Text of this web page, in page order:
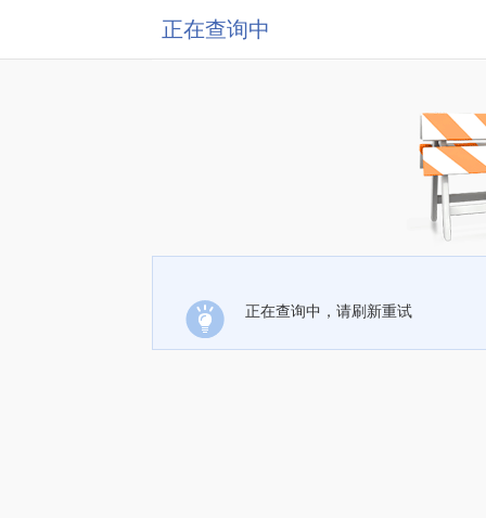
正在查询中
正在查询中，请刷新重试